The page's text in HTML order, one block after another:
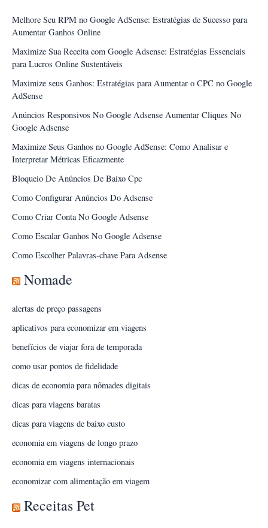
Melhore Seu RPM no Google AdSense: Estratégias de Sucesso para
Aumentar Ganhos Online
Maximize Sua Receita com Google Adsense: Estratégias Essenciais
para Lucros Online Sustentáveis
Maximize seus Ganhos: Estratégias para Aumentar o CPC no Google
AdSense
Anúncios Responsivos No Google Adsense Aumentar Cliques No
Google Adsense
Maximize Seus Ganhos no Google AdSense: Como Analisar e
Interpretar Métricas Eficazmente
Bloqueio De Anúncios De Baixo Cpc
Como Configurar Anúncios Do Adsense
Como Criar Conta No Google Adsense
Como Escalar Ganhos No Google Adsense
Como Escolher Palavras-chave Para Adsense
Nomade
alertas de preço passagens
aplicativos para economizar em viagens
benefícios de viajar fora de temporada
como usar pontos de fidelidade
dicas de economia para nômades digitais
dicas para viagens baratas
dicas para viagens de baixo custo
economia em viagens de longo prazo
economia em viagens internacionais
economizar com alimentação em viagem
Receitas Pet